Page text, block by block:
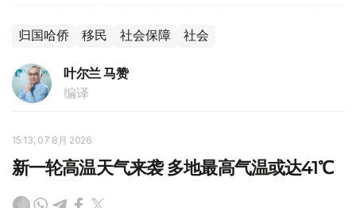
归国哈侨 移民 社会保障 社会
叶尔兰 马赞
编译
15:13, 07 8月 2026
新一轮高温天气来袭 多地最高气温或达41℃